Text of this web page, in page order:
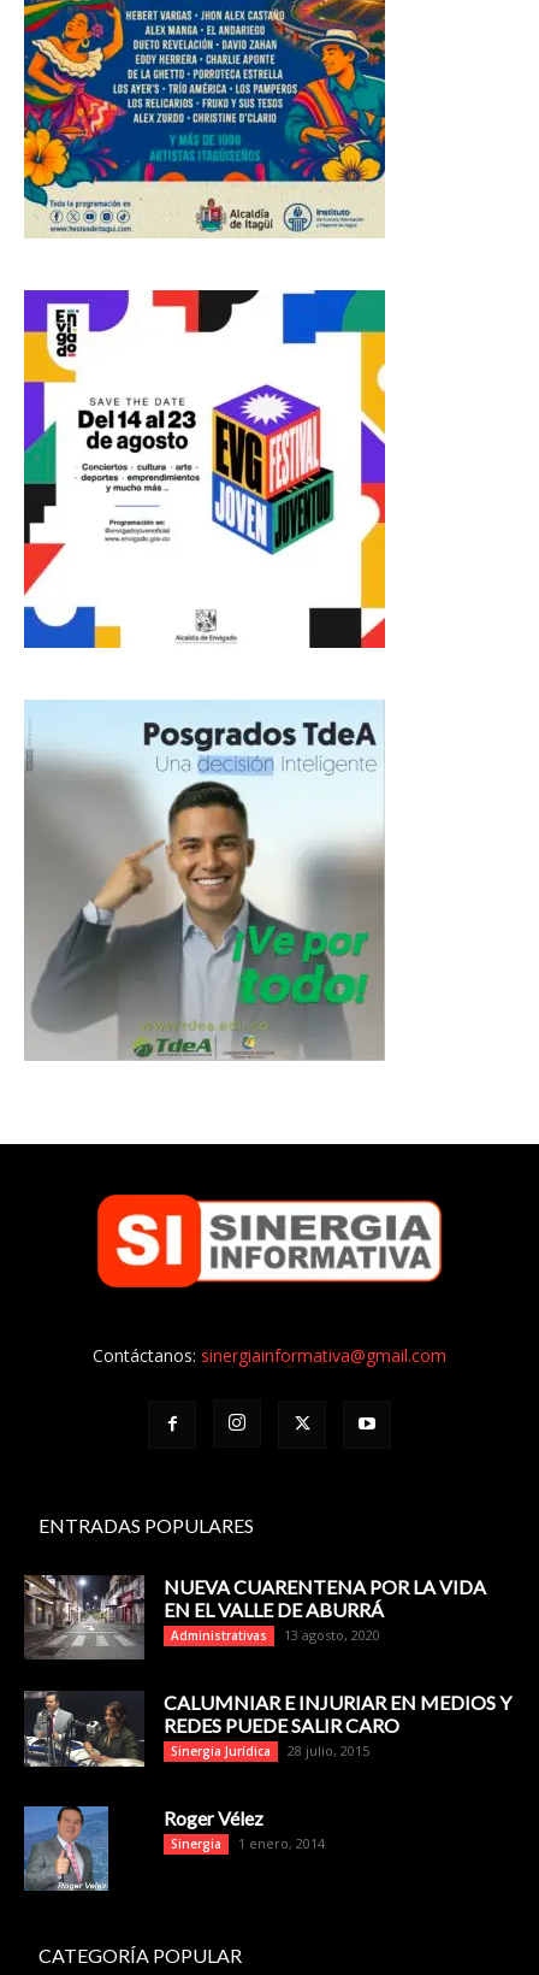
Contáctanos: sinergiainformativa@gmail.com
ENTRADAS POPULARES
NUEVA CUARENTENA POR LA VIDA
EN EL VALLE DE ABURRÁ
Administrativas 13 agosto, 2020
CALUMNIAR E INJURIAR EN MEDIOS Y
REDES PUEDE SALIR CARO
Sinergia Jurídica 28 julio, 2015
Roger Vélez
Sinergia 1 enero, 2014
CATEGORÍA POPULAR